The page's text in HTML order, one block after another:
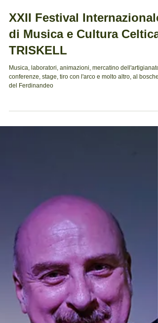
XXII Festival Internazionale
di Musica e Cultura Celtica
TRISKELL
Musica, laboratori, animazioni, mercatino dell'artigianato,